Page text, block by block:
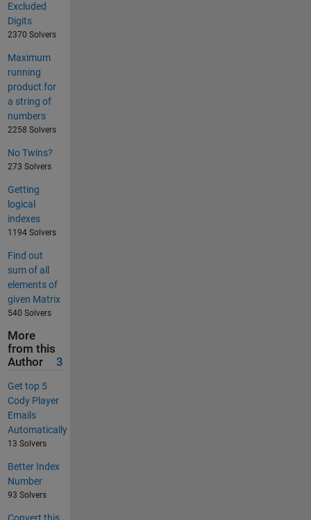
Excluded
Digits
2370 Solvers
Maximum
running
product for
a string of
numbers
2258 Solvers
No Twins?
273 Solvers
Getting
logical
indexes
1194 Solvers
Find out
sum of all
elements of
given Matrix
540 Solvers
More
from this
Author
3
Get top 5
Cody Player
Emails
Automatically
13 Solvers
Better Index
Number
93 Solvers
Convert this